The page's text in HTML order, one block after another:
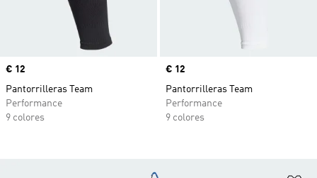
Precio
€ 12
Pantorrilleras Team
Performance
9 colores
Precio
€ 12
Pantorrilleras Team
Performance
9 colores